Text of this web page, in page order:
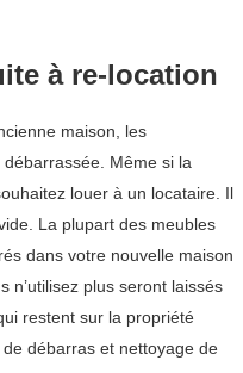
à re-location
maison, les
Même si la
louer à un locataire. Il
La plupart des meubles
dans votre nouvelle maison
n’utilisez plus seront laissés
restent sur la propriété
débarras et nettoyage de